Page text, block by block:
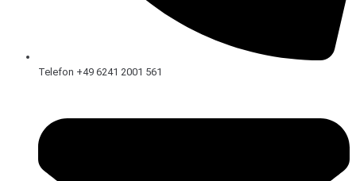
Telefon +49 6241 2001 561